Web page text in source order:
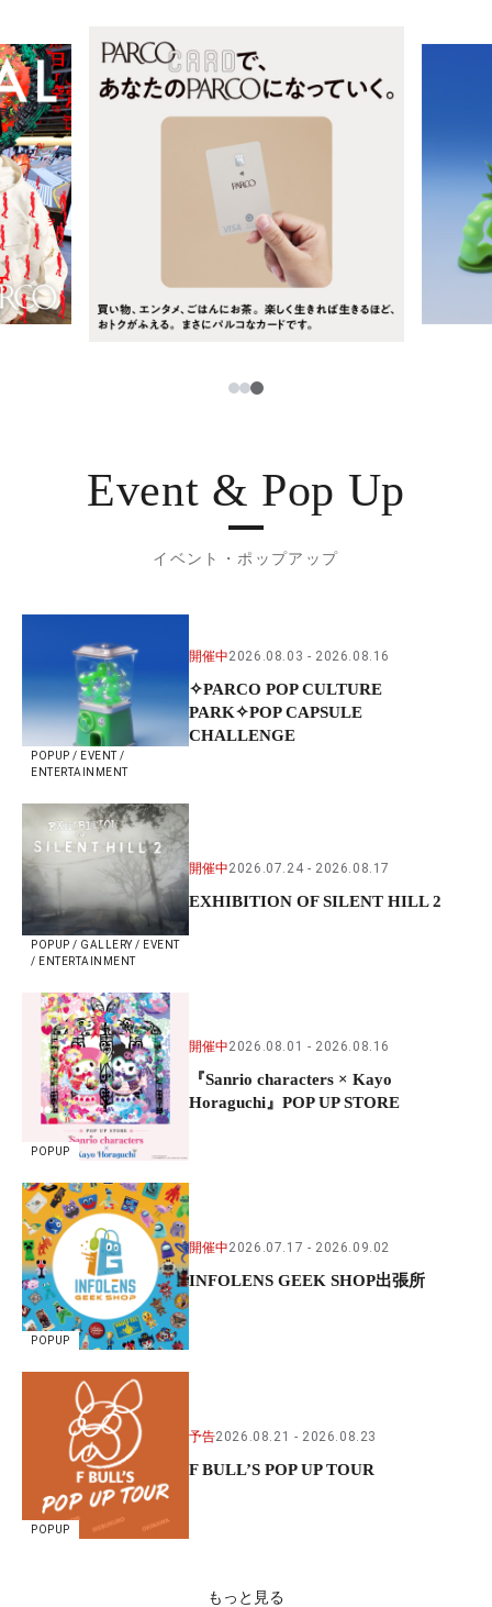
TAX FREE
PARCOメンバーズ
JP
日本語
12
Event & Pop Up
イベント・ポップアップ
POPUP / EVENT /
ENTERTAINMENT
開催中2026.08.03 2026.08.16
✧PARCO POP CULTURE
PARK✧POP CAPSULE
CHALLENGE
POPUP / GALLERY / EVENT
/ ENTERTAINMENT
開催中2026.07.24 2026.08.17
EXHIBITION OF SILENT HILL 2
POPUP
開催中2026.08.01 2026.08.16
『Sanrio characters × Kayo
Horaguchi』POP UP STORE
POPUP
開催中2026.07.17 2026.09.02
INFOLENS GEEK SHOP出張所
POPUP
予告2026.08.21 2026.08.23
F BULL’S POP UP TOUR
もっと見る